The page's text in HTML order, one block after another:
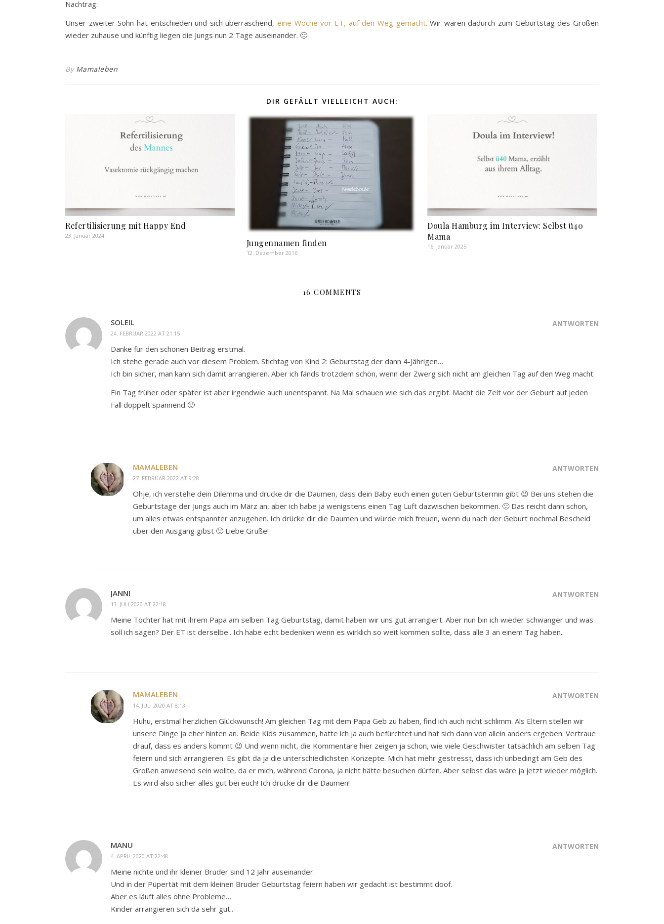
Nachtrag:
Unser zweiter Sohn hat entschieden und sich überraschend, eine Woche vor ET, auf den Weg gemacht. Wir waren dadurch zum Geburtstag des Großen
wieder zuhause und künftig liegen die Jungs nun 2 Tage auseinander. 🙂
By Mamaleben
DIR GEFÄLLT VIELLEICHT AUCH:
Refertilisierung mit Happy End
23. Januar 2024
Jungennamen finden
12. Dezember 2016
Doula Hamburg im Interview: Selbst ü40
Mama
16. Januar 2025
16 COMMENTS
SOLEIL
24. FEBRUAR 2022 AT 21:15
ANTWORTEN
Danke für den schönen Beitrag erstmal.
Ich stehe gerade auch vor diesem Problem. Stichtag von Kind 2: Geburtstag der dann 4-Jährigen…
Ich bin sicher, man kann sich damit arrangieren. Aber ich fänds trotzdem schön, wenn der Zwerg sich nicht am gleichen Tag auf den Weg macht.
Ein Tag früher oder später ist aber irgendwie auch unentspannt. Na Mal schauen wie sich das ergibt. Macht die Zeit vor der Geburt auf jeden
Fall doppelt spannend 🙂
MAMALEBEN
27. FEBRUAR 2022 AT 9:28
ANTWORTEN
Ohje, ich verstehe dein Dilemma und drücke dir die Daumen, dass dein Baby euch einen guten Geburtstermin gibt 😉 Bei uns stehen die
Geburtstage der Jungs auch im März an, aber ich habe ja wenigstens einen Tag Luft dazwischen bekommen. 🙂 Das reicht dann schon,
um alles etwas entspannter anzugehen. Ich drücke dir die Daumen und würde mich freuen, wenn du nach der Geburt nochmal Bescheid
über den Ausgang gibst 🙂 Liebe Grüße!
JANNI
13. JULI 2020 AT 22:18
ANTWORTEN
Meine Tochter hat mit ihrem Papa am selben Tag Geburtstag, damit haben wir uns gut arrangiert. Aber nun bin ich wieder schwanger und was
soll ich sagen? Der ET ist derselbe.. Ich habe echt bedenken wenn es wirklich so weit kommen sollte, dass alle 3 an einem Tag haben..
MAMALEBEN
14. JULI 2020 AT 8:13
ANTWORTEN
Huhu, erstmal herzlichen Glückwunsch! Am gleichen Tag mit dem Papa Geb zu haben, find ich auch nicht schlimm. Als Eltern stellen wir
unsere Dinge ja eher hinten an. Beide Kids zusammen, hatte ich ja auch befürchtet und hat sich dann von allein anders ergeben. Vertraue
drauf, dass es anders kommt 😉 Und wenn nicht, die Kommentare hier zeigen ja schon, wie viele Geschwister tatsächlich am selben Tag
feiern und sich arrangieren. Es gibt da ja die unterschiedlichsten Konzepte. Mich hat mehr gestresst, dass ich unbedingt am Geb des
Großen anwesend sein wollte, da er mich, während Corona, ja nicht hätte besuchen dürfen. Aber selbst das wäre ja jetzt wieder möglich.
Es wird also sicher alles gut bei euch! Ich drücke dir die Daumen!
MANU
4. APRIL 2020 AT 22:48
ANTWORTEN
Meine nichte und ihr kleiner Bruder sind 12 Jahr auseinander.
Und in der Pupertät mit dem kleinen Bruder Geburtstag feiern haben wir gedacht ist bestimmt doof.
Aber es läuft alles ohne Probleme…
Kinder arrangieren sich da sehr gut..